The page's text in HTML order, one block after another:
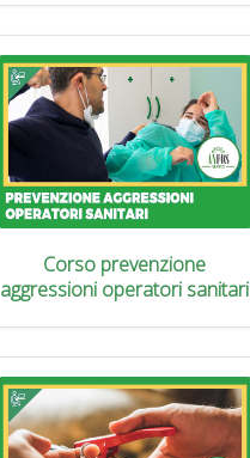
Corso prevenzione
aggressioni operatori sanitari